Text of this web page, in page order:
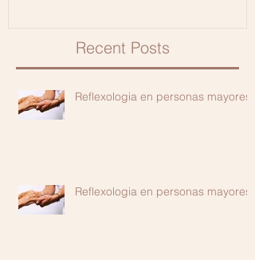
Recent Posts
Reflexologia en personas mayores
Reflexologia en personas mayores